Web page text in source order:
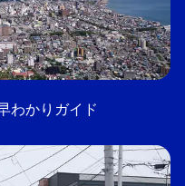
わかりガイド